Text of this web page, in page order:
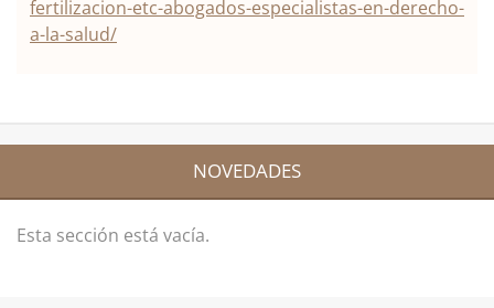
fertilizacion-etc-abogados-especialistas-en-derecho-
a-la-salud/
NOVEDADES
Esta sección está vacía.